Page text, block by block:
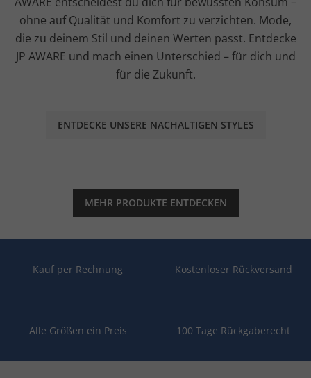
ohne auf Qualität und Komfort zu verzichten. Mode,
die zu deinem Stil und deinen Werten passt. Entdecke
JP AWARE und mach einen Unterschied – für dich und
für die Zukunft.
ENTDECKE UNSERE NACHALTIGEN STYLES
MEHR PRODUKTE ENTDECKEN
Kauf per Rechnung Kostenloser Rückversand
Alle Größen ein Preis 100 Tage Rückgaberecht